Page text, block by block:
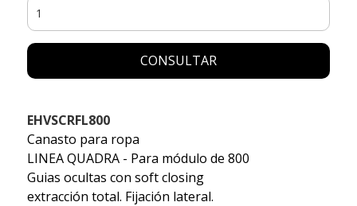
CONSULTAR
EHVSCRFL800
Canasto para ropa
LINEA QUADRA - Para módulo de 800
Guias ocultas con soft closing
extracción total. Fijación lateral.